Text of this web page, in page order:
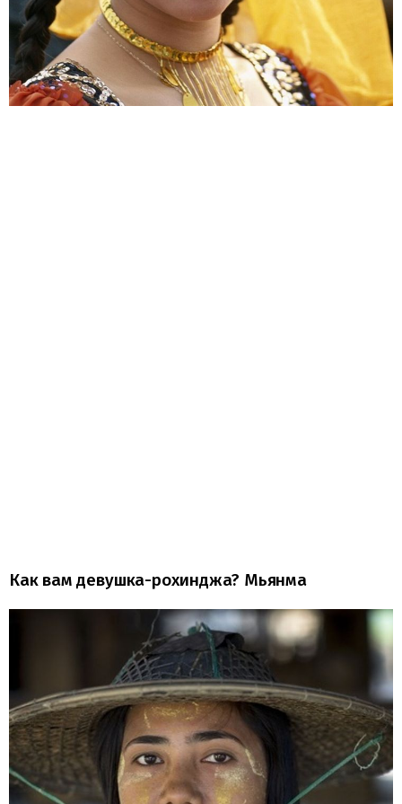
Как вам девушка-рохинджа? Мьянма